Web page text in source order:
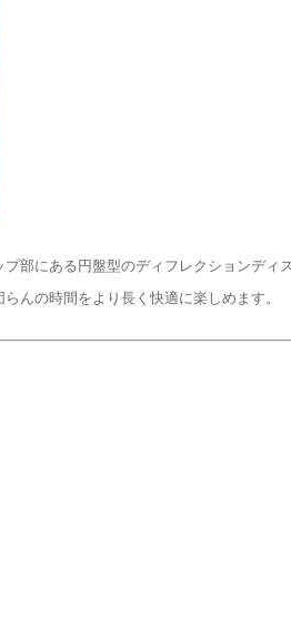
にある円盤型のディフレクションディ
んの時間をより長く快適に楽しめます。